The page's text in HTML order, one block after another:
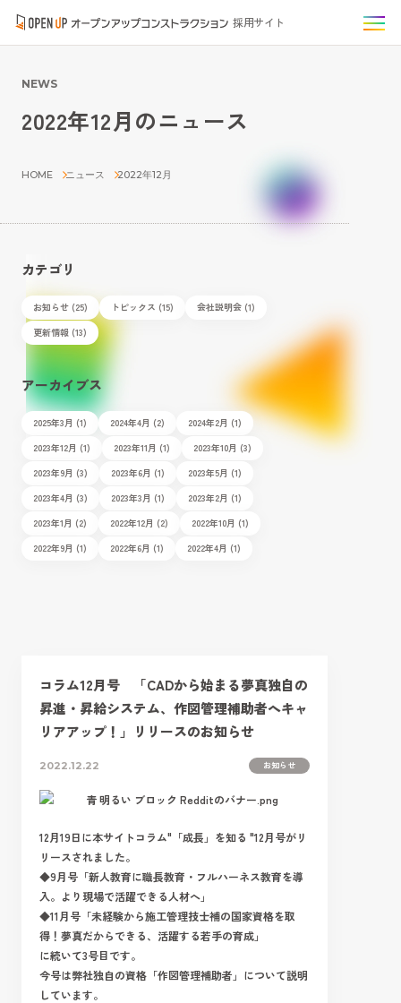
採用サイト
NEWS
2022年12月のニュース
HOME ニュース 2022年12月
カテゴリ
お知らせ (25) トピックス (15)
会社説明会 (1)
更新情報 (13)
アーカイブス
2025年3月 (1) 2024年4月 (2)
2024年2月 (1)
2023年12月 (1)
2023年11月 (1)
2023年10月 (3)
2023年9月 (3)
2023年6月 (1)
2023年5月 (1)
2023年4月 (3)
2023年3月 (1)
2023年2月 (1)
2023年1月 (2)
2022年12月 (2)
2022年10月 (1)
2022年9月 (1)
2022年6月 (1) 2022年4月 (1)
コラム12月号 「CADから始まる夢真独自の
昇進・昇給システム、作図管理補助者へキャ
リアアップ！」リリースのお知らせ
2022.12.22 お知らせ
12月19日に本サイトコラム"「成長」を知る "12月号がリ
リースされました。
◆9月号「新人教育に職長教育・フルハーネス教育を導
入。より現場で活躍できる人材へ」
◆11月号「未経験から施工管理技士補の国家資格を取
得！夢真だからできる、活躍する若手の育成」
に続いて3号目です。
今号は弊社独自の資格「作図管理補助者」について説明
しています。